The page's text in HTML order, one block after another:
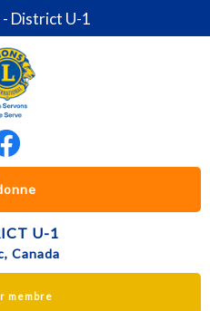
- District U-1
U-1
Canada
membre